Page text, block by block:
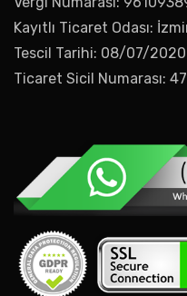
Kayıtlı Ticaret Odası:
Tescil Tarihi: 08/07/2020
Ticaret Sicil Numarası: